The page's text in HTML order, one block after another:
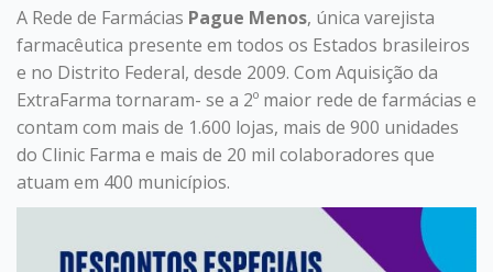
A Rede de Farmácias Pague Menos, única varejista
farmacêutica presente em todos os Estados brasileiros
e no Distrito Federal, desde 2009. Com Aquisição da
ExtraFarma tornaram- se a 2º maior rede de farmácias e
contam com mais de 1.600 lojas, mais de 900 unidades
do Clinic Farma e mais de 20 mil colaboradores que
atuam em 400 municípios.